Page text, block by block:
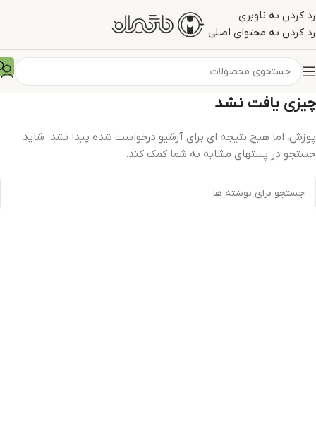
رد کردن به ناوبری
رد کردن به محتوای اصلی
چیزی یافت نشد
پوزش، اما هیچ نتیجه ای برای آرشیو درخواست شده پیدا نشد. شاید
جستجو در پستهای مشابه به شما کمک کند.